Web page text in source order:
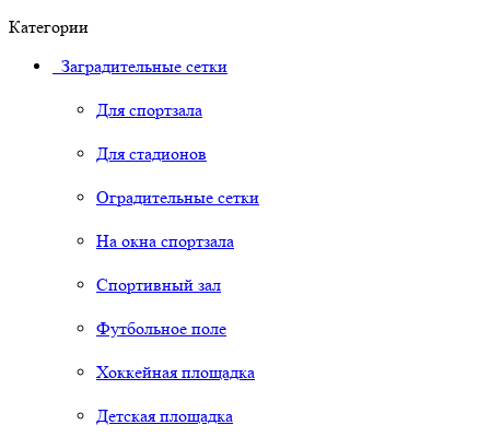
Категории
Заградительные сетки
Для спортзала
Для стадионов
Оградительные сетки
На окна спортзала
Спортивный зал
Футбольное поле
Хоккейная площадка
Детская площадка